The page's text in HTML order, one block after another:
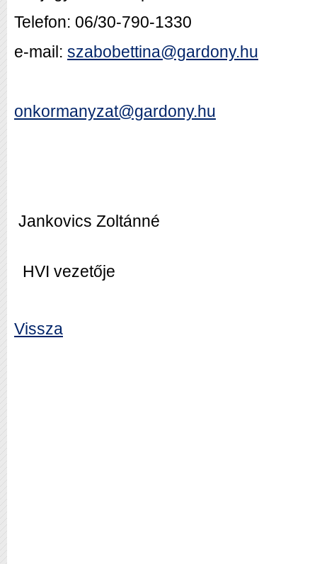
Telefon: 06/30-790-1330
e-mail: szabobettina@gardony.hu
onkormanyzat@gardony.hu
Jankovics Zoltánné
HVI vezetője
Vissza